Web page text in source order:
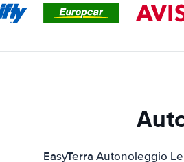
EasyTerra Autonoleggio